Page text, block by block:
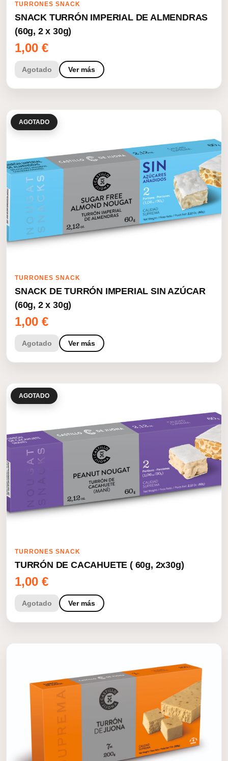
TURRONES SNACK
SNACK TURRÓN IMPERIAL DE ALMENDRAS
(60g, 2 x 30g)
1,00 €
Agotado Ver más
AGOTADO
TURRONES SNACK
SNACK DE TURRÓN IMPERIAL SIN AZÚCAR
(60g, 2 x 30g)
1,00 €
Agotado Ver más
AGOTADO
TURRONES SNACK
TURRÓN DE CACAHUETE ( 60g, 2x30g)
1,00 €
Agotado Ver más